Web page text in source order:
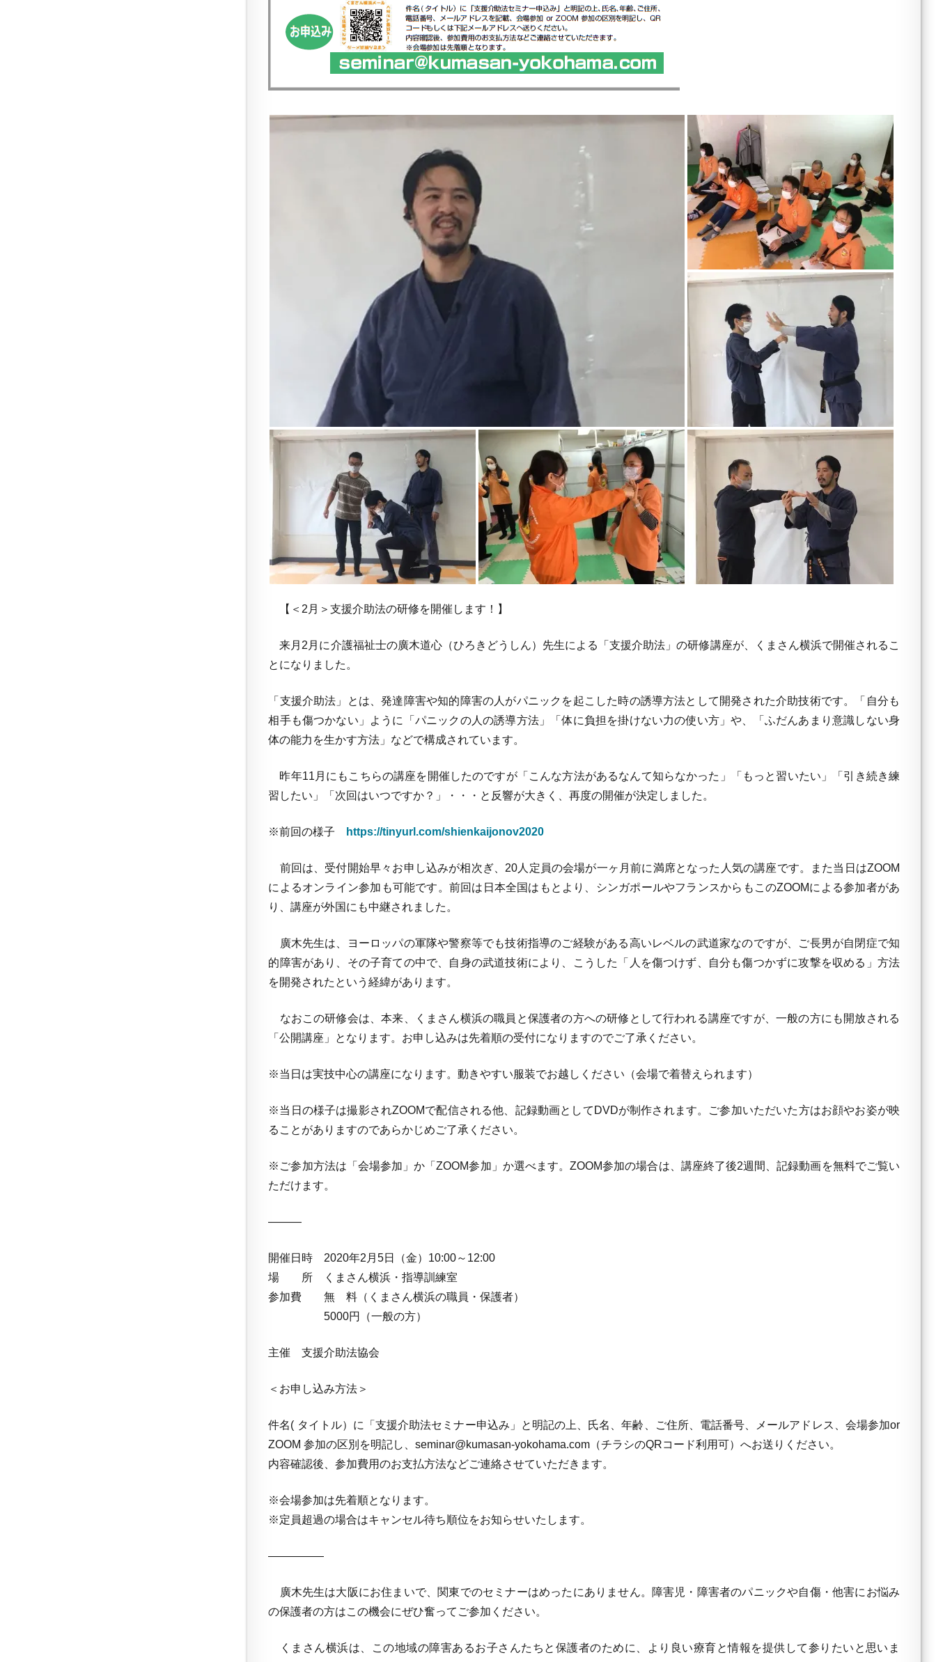
【＜2月＞支援介助法の研修を開催します！】
来月2月に介護福祉士の廣木道心（ひろきどうしん）先生による「支援介助法」の研修講座が、くまさん横浜で開催されるこ
とになりました。
「支援介助法」とは、発達障害や知的障害の人がパニックを起こした時の誘導方法として開発された介助技術です。「自分も
相手も傷つかない」ように「パニックの人の誘導方法」「体に負担を掛けない力の使い方」や、「ふだんあまり意識しない身
体の能力を生かす方法」などで構成されています。
昨年11月にもこちらの講座を開催したのですが「こんな方法があるなんて知らなかった」「もっと習いたい」「引き続き練
習したい」「次回はいつですか？」・・・と反響が大きく、再度の開催が決定しました。
※前回の様子 https://tinyurl.com/shienkaijonov2020
前回は、受付開始早々お申し込みが相次ぎ、20人定員の会場が一ヶ月前に満席となった人気の講座です。また当日はZOOM
によるオンライン参加も可能です。前回は日本全国はもとより、シンガポールやフランスからもこのZOOMによる参加者があ
り、講座が外国にも中継されました。
廣木先生は、ヨーロッパの軍隊や警察等でも技術指導のご経験がある高いレベルの武道家なのですが、ご長男が自閉症で知
的障害があり、その子育ての中で、自身の武道技術により、こうした「人を傷つけず、自分も傷つかずに攻撃を収める」方法
を開発されたという経緯があります。
なおこの研修会は、本来、くまさん横浜の職員と保護者の方への研修として行われる講座ですが、一般の方にも開放される
「公開講座」となります。お申し込みは先着順の受付になりますのでご了承ください。
※当日は実技中心の講座になります。動きやすい服装でお越しください（会場で着替えられます）
※当日の様子は撮影されZOOMで配信される他、記録動画としてDVDが制作されます。ご参加いただいた方はお顔やお姿が映
ることがありますのであらかじめご了承ください。
※ご参加方法は「会場参加」か「ZOOM参加」か選べます。ZOOM参加の場合は、講座終了後2週間、記録動画を無料でご覧い
ただけます。
———
開催日時 2020年2月5日（金）10:00～12:00
場 所 くまさん横浜・指導訓練室
参加費 無 料（くまさん横浜の職員・保護者）
5000円（一般の方）
主催 支援介助法協会
＜お申し込み方法＞
件名( タイトル）に「支援介助法セミナー申込み」と明記の上、氏名、年齢、ご住所、電話番号、メールアドレス、会場参加or
ZOOM 参加の区別を明記し、seminar@kumasan-yokohama.com（チラシのQRコード利用可）へお送りください。
内容確認後、参加費用のお支払方法などご連絡させていただきます。
※会場参加は先着順となります。
※定員超過の場合はキャンセル待ち順位をお知らせいたします。
—————
廣木先生は大阪にお住まいで、関東でのセミナーはめったにありません。障害児・障害者のパニックや自傷・他害にお悩み
の保護者の方はこの機会にぜひ奮ってご参加ください。
くまさん横浜は、この地域の障害あるお子さんたちと保護者のために、より良い療育と情報を提供して参りたいと思いま